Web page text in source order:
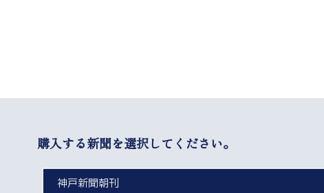
購入する新聞を選択してください。
神戸新聞朝刊